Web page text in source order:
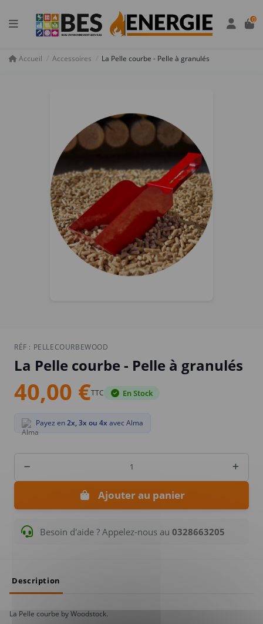
0
Accueil Accessoires La Pelle courbe - Pelle à granulés
RÉF : PELLECOURBEWOOD
La Pelle courbe - Pelle à granulés
40,00 €TTC En Stock
Payez en2x, 3x ou 4x avec Alma
Ajouter au panier
Besoin d'aide ? Appelez-nous au 0328663205
Description
La Pelle courbe by Woodstock.